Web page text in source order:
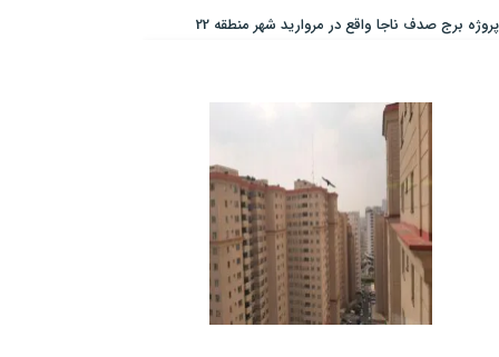
پروژه برج صدف ناجا واقع در مروارید شهر منطقه 22